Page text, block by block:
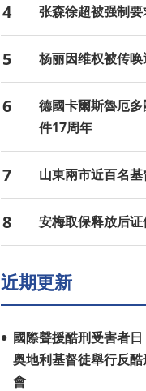
4 张森徐超被强制
5 杨丽因维权被传
6
德國卡爾斯魯厄
件17周年
7 山東兩市近百名
8 安梅取保释放后
近期更新
國際聲援酷刑受害者
奥地利基督徒舉行反
會